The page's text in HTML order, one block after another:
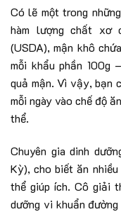
Có lẽ một trong
hàm lượng chất xơ
(USDA), mận khô
mỗi khẩu phần 100g
quả mận. Vì vậy, bạn
mỗi ngày vào chế độ
thể.
Chuyên gia dinh
Kỳ), cho biết ăn
thể giúp ích. Cô giải
dưỡng vi khuẩn